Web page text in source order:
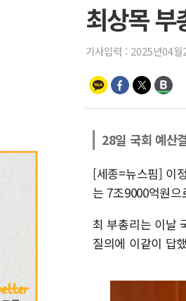
최상목
기사입력 : 2025년04월
28일 국회 예산
[세종=뉴스핌] 이
는 7조9000억원
최 부총리는 이날
질의에 이같이 답